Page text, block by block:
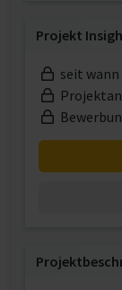
Projekt
seit